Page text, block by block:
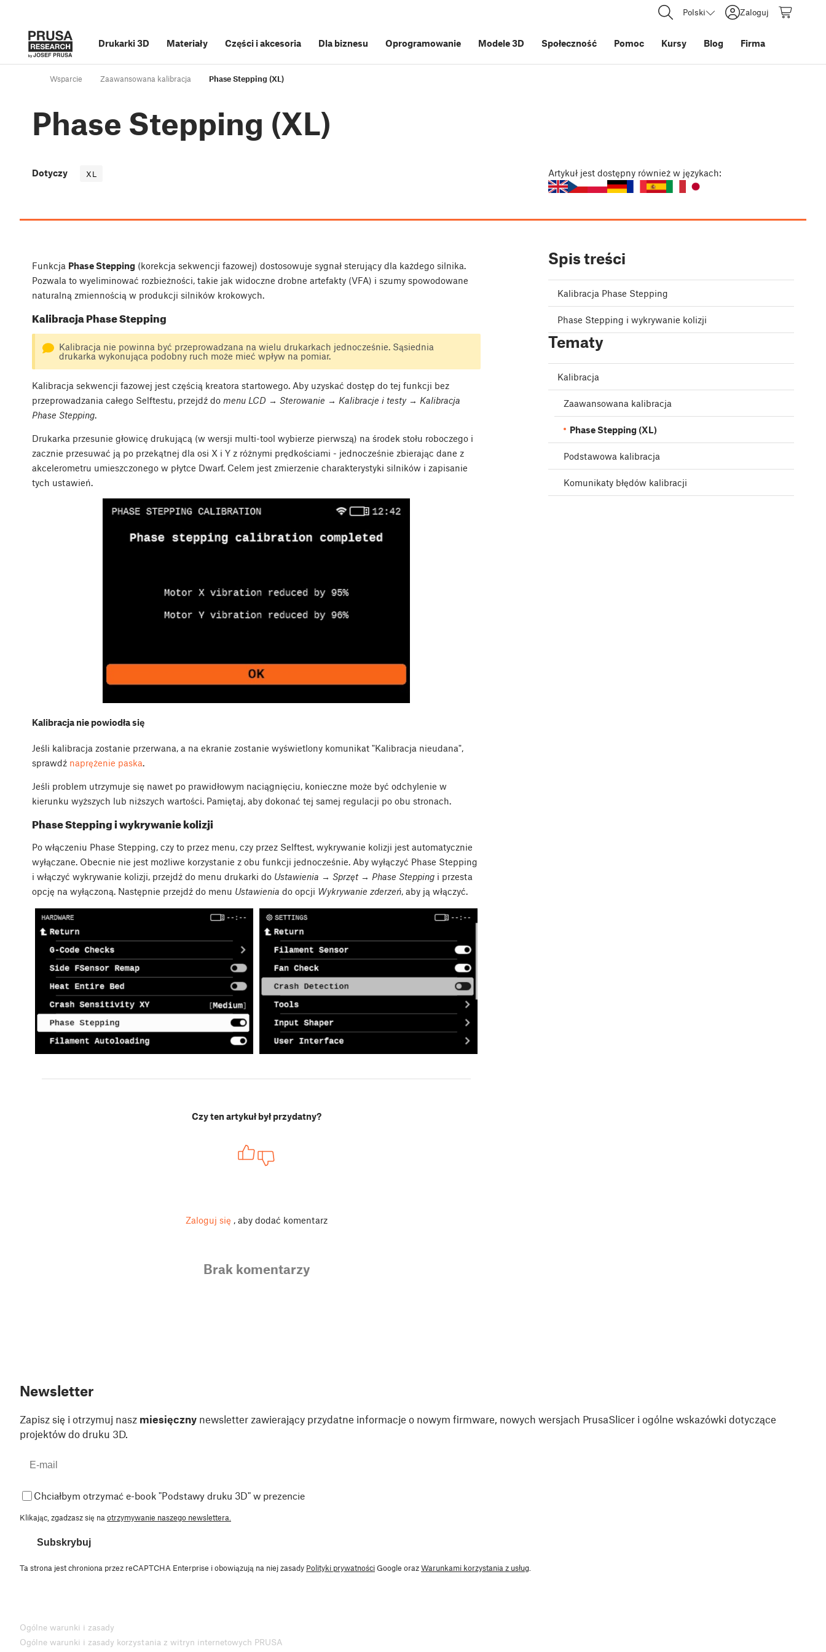
Polski Zaloguj
Drukarki 3D Materiały Części i akcesoria Dla biznesu Oprogramowanie Modele 3D Społeczność Pomoc Kursy Blog Firma
Wsparcie Zaawansowana kalibracja Phase Stepping (XL)
Phase Stepping (XL)
Dotyczy XL Artykuł jest dostępny również w językach:
Funkcja Phase Stepping (korekcja sekwencji fazowej) dostosowuje sygnał sterujący dla każdego silnika.
Pozwala to wyeliminować rozbieżności, takie jak widoczne drobne artefakty (VFA) i szumy spowodowane
naturalną zmiennością w produkcji silników krokowych.
Kalibracja Phase Stepping
Kalibracja nie powinna być przeprowadzana na wielu drukarkach jednocześnie. Sąsiednia
drukarka wykonująca podobny ruch może mieć wpływ na pomiar.
Kalibracja sekwencji fazowej jest częścią kreatora startowego. Aby uzyskać dostęp do tej funkcji bez
przeprowadzania całego Selftestu, przejdź do menu LCD → Sterowanie → Kalibracje i testy → Kalibracja
Phase Stepping.
Drukarka przesunie głowicę drukującą (w wersji multi-tool wybierze pierwszą) na środek stołu roboczego i
zacznie przesuwać ją po przekątnej dla osi X i Y z różnymi prędkościami - jednocześnie zbierając dane z
akcelerometru umieszczonego w płytce Dwarf. Celem jest zmierzenie charakterystyki silników i zapisanie
tych ustawień.
Kalibracja nie powiodła się
Jeśli kalibracja zostanie przerwana, a na ekranie zostanie wyświetlony komunikat "Kalibracja nieudana",
sprawdź naprężenie paska.
Jeśli problem utrzymuje się nawet po prawidłowym naciągnięciu, konieczne może być odchylenie w
kierunku wyższych lub niższych wartości. Pamiętaj, aby dokonać tej samej regulacji po obu stronach.
Phase Stepping i wykrywanie kolizji
Po włączeniu Phase Stepping, czy to przez menu, czy przez Selftest, wykrywanie kolizji jest automatycznie
wyłączane. Obecnie nie jest możliwe korzystanie z obu funkcji jednocześnie. Aby wyłączyć Phase Stepping
i włączyć wykrywanie kolizji, przejdź do menu drukarki do Ustawienia → Sprzęt → Phase Stepping i przesta
opcję na wyłączoną. Następnie przejdź do menu Ustawienia do opcji Wykrywanie zderzeń, aby ją włączyć.
Czy ten artykuł był przydatny?
Zaloguj się , aby dodać komentarz
Brak komentarzy
Spis treści
Kalibracja Phase Stepping
Phase Stepping i wykrywanie kolizji
Tematy
Kalibracja
Zaawansowana kalibracja
Phase Stepping (XL)
Podstawowa kalibracja
Komunikaty błędów kalibracji
Newsletter
Zapisz się i otrzymuj nasz miesięczny newsletter zawierający przydatne informacje o nowym firmware, nowych wersjach PrusaSlicer i ogólne wskazówki dotyczące
projektów do druku 3D.
Chciałbym otrzymać e-book "Podstawy druku 3D" w prezencie
Klikając, zgadzasz się naotrzymywanie naszego newslettera.
Subskrybuj
Ta strona jest chroniona przez reCAPTCHA Enterprise i obowiązują na niej zasady Polityki prywatnościGoogle orazWarunkami korzystania z usług.
Ogólne warunki i zasady
Ogólne warunki i zasady korzystania z witryn internetowych PRUSA